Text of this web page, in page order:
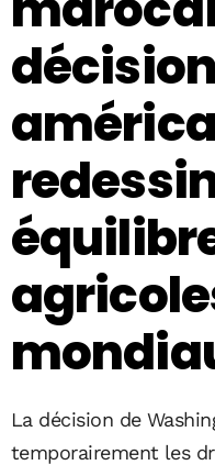
décision
La décision de
temporairement les